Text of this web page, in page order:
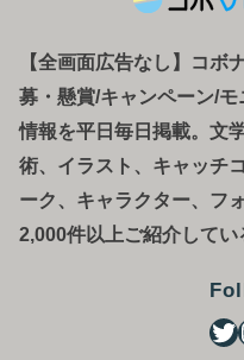
【全画面広告なし】コボ
募 ・ 懸賞/キャンペーン/
情報を平日毎日掲載。文
術、イラスト、キャッチ
ーク、キャラクター、フ
2,000件以上ご紹介してい